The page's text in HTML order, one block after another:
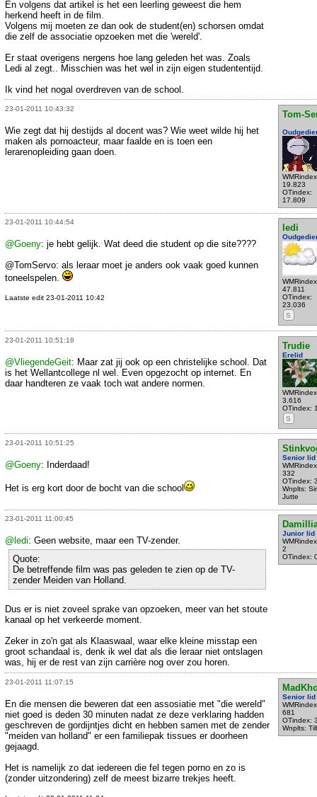
En volgens dat artikel is het een leerling geweest die hem
herkend heeft in de film.
Volgens mij moeten ze dan ook de student(en) schorsen omdat
die zelf de associatie opzoeken met die 'wereld'.
Er staat overigens nergens hoe lang geleden het was. Zoals
Ledi al zegt.. Misschien was het wel in zijn eigen studententijd.
Ik vind het nogal overdreven van de school.
23-01-2011 10:43:32
Tom-
19.823
OTindex:
17.809
Wie zegt dat hij destijds al docent was? Wie weet wilde hij het
maken als pornoacteur, maar faalde en is toen een
lerarenopleiding gaan doen.
23-01-2011 10:44:54
ledi
47.811
OTindex:
23.036
S
@Goeny: je hebt gelijk. Wat deed die student op die site????
@TomServo: als leraar moet je anders ook vaak goed kunnen
toneelspelen.
Laatste edit 23-01-2011 10:42
23-01-2011 10:51:18
Trudie
Erelid
3.616
OTindex:
S
@VliegendeGeit: Maar zat jij ook op een christelijke school. Dat
is het Wellantcollege nl wel. Even opgezocht op internet. En
daar handteren ze vaak toch wat andere normen.
23-01-2011 10:51:25
Senior lid
332
OTindex:
Wnplts:
Jutte
@Goeny: Inderdaad!
Het is erg kort door de bocht van die school
23-01-2011 11:00:45
Junior lid
2
OTindex:
@ledi: Geen website, maar een TV-zender.
Quote:
De betreffende film was pas geleden te zien op de TV-
zender Meiden van Holland.
Dus er is niet zoveel sprake van opzoeken, meer van het stoute
kanaal op het verkeerde moment.
Zeker in zo'n gat als Klaaswaal, waar elke kleine misstap een
groot schandaal is, denk ik wel dat als die leraar niet ontslagen
was, hij er de rest van zijn carrière nog over zou horen.
23-01-2011 11:07:15
Senior lid
681
OTindex:
Wnplts:
En die mensen die beweren dat een assosiatie met "die wereld"
niet goed is deden 30 minuten nadat ze deze verklaring hadden
geschreven de gordijntjes dicht en hebben samen met de zender
"meiden van holland" er een familiepak tissues er doorheen
gejaagd.
Het is namelijk zo dat iedereen die fel tegen porno en zo is
(zonder uitzondering) zelf de meest bizarre trekjes heeft.